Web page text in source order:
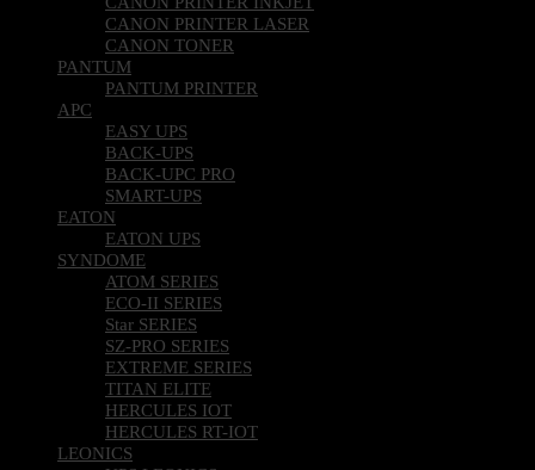
CANON PRINTER LASER
CANON TONER
PANTUM
PANTUM PRINTER
APC
EASY UPS
BACK-UPS
BACK-UPC PRO
SMART-UPS
EATON
EATON UPS
SYNDOME
ATOM SERIES
ECO-II SERIES
Star SERIES
SZ-PRO SERIES
EXTREME SERIES
TITAN ELITE
HERCULES IOT
HERCULES RT-IOT
LEONICS